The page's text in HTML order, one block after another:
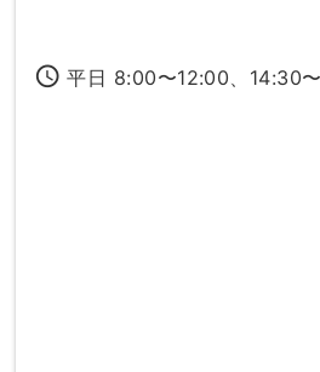
access_time 平日 8:00〜12:00、14:30